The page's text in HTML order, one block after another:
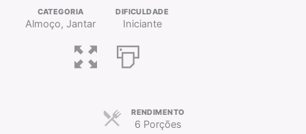
CATEGORIA
Almoço, Jantar
DIFICULDADE
Iniciante
RENDIMENTO
6 Porções